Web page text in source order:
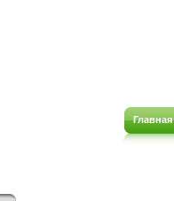
Главная